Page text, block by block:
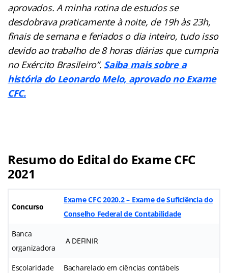
aprovados. A minha rotina de estudos se
desdobrava praticamente à noite, de 19h às 23h,
finais de semana e feriados o dia inteiro, tudo isso
devido ao trabalho de 8 horas diárias que cumpria
no Exército Brasileiro”. Saiba mais sobre a
história do Leonardo Melo, aprovado no Exame
CFC.
Resumo do Edital do Exame CFC
2021
Concurso
Exame CFC 2020.2 – Exame de Suficiência do
Conselho Federal de Contabilidade
Banca
organizadora
A DEFINIR
Escolaridade Bacharelado em ciências contábeis